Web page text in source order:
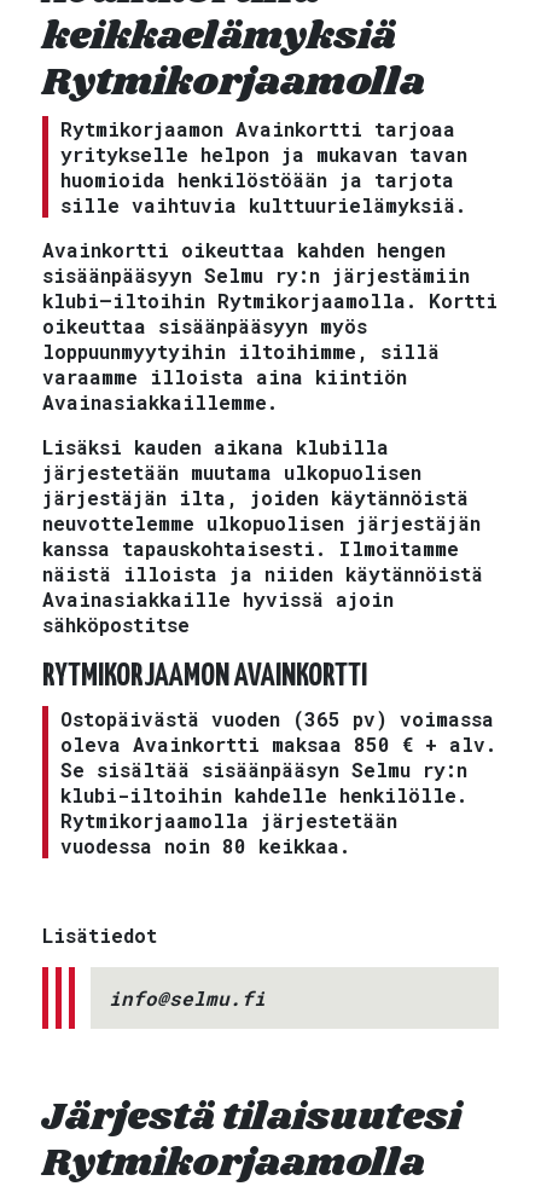
keikkaelämyksiä
Rytmikorjaamolla
Rytmikorjaamon Avainkortti tarjoaa
yritykselle helpon ja mukavan tavan
huomioida henkilöstöään ja tarjota
sille vaihtuvia kulttuurielämyksiä.
Avainkortti oikeuttaa kahden hengen
sisäänpääsyyn Selmu ry:n järjestämiin
klubi–iltoihin Rytmikorjaamolla. Kortti
oikeuttaa sisäänpääsyyn myös
loppuunmyytyihin iltoihimme, sillä
varaamme illoista aina kiintiön
Avainasiakkaillemme.
Lisäksi kauden aikana klubilla
järjestetään muutama ulkopuolisen
järjestäjän ilta, joiden käytännöistä
neuvottelemme ulkopuolisen järjestäjän
kanssa tapauskohtaisesti. Ilmoitamme
näistä illoista ja niiden käytännöistä
Avainasiakkaille hyvissä ajoin
sähköpostitse
RYTMIKORJAAMON AVAINKORTTI
Ostopäivästä vuoden (365 pv) voimassa
oleva Avainkortti maksaa 850 € + alv.
Se sisältää sisäänpääsyn Selmu ry:n
klubi-iltoihin kahdelle henkilölle.
Rytmikorjaamolla järjestetään
vuodessa noin 80 keikkaa.
Lisätiedot
info@selmu.fi
Järjestä tilaisuutesi
Rytmikorjaamolla